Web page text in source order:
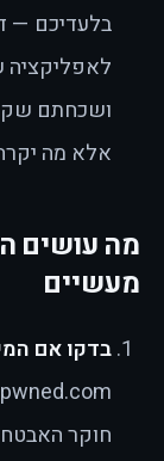
בלעדיכם —
לאפליקציה
ושכחתם
אלא מה
מה עושים
מעשיים
בדקו אם
חוקר